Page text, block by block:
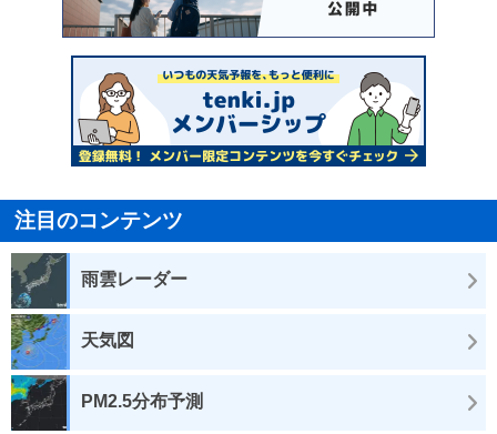
注目のコンテンツ
雨雲レーダー
天気図
PM2.5分布予測